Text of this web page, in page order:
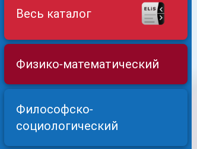
Весь каталог
Физико-математический
Философско-
социологический